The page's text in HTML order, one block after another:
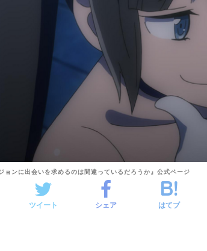
ョンに出会いを求めるのは間違っているだろうか』公式ページ
ツイート シェア はてブ